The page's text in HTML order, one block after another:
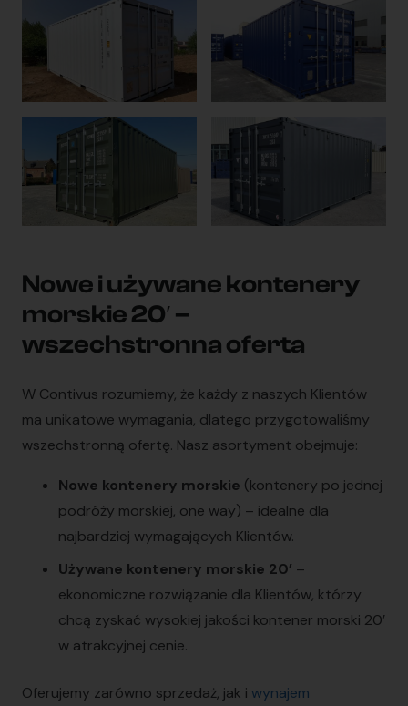
Nowe i używane kontenery
morskie 20′ –
wszechstronna oferta
W Contivus rozumiemy, że każdy z naszych Klientów
ma unikatowe wymagania, dlatego przygotowaliśmy
wszechstronną ofertę. Nasz asortyment obejmuje:
Nowe kontenery morskie (kontenery po jednej
podróży morskiej, one way) – idealne dla
najbardziej wymagających Klientów.
Używane kontenery morskie 20’ –
ekonomiczne rozwiązanie dla Klientów, którzy
chcą zyskać wysokiej jakości kontener morski 20′
w atrakcyjnej cenie.
Oferujemy zarówno sprzedaż, jak i wynajem